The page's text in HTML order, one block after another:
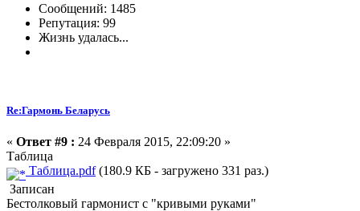
Сообщений: 1485
Репутация: 99
Жизнь удалась...
Re:Гармонь Беларусь
« Ответ #9 : 24 Февраля 2015, 22:09:20 »
Таблица
Таблица.pdf(180.9 КБ - загружено 331 раз.)
Записан
Бестолковый гармонист с "кривыми руками"